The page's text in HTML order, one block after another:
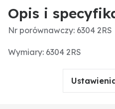
Opis i
Nr porównawczy: 6304 2RS
Wymiary: 6304 2RS